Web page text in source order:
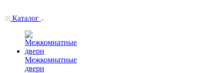
Каталог
Межкомнатные
двери